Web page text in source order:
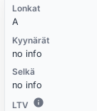
Lonkat
A
Kyynärät
no info
Selkä
no info
LTV